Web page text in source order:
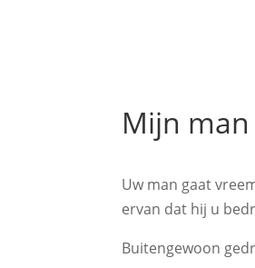
Mijn
Uw man gaat
ervan dat hij u
Buitengewoon